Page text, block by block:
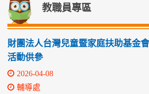
教職員專區
財團法人台灣兒童暨家庭扶助基金
活動供參
2026-04-08
輔導處